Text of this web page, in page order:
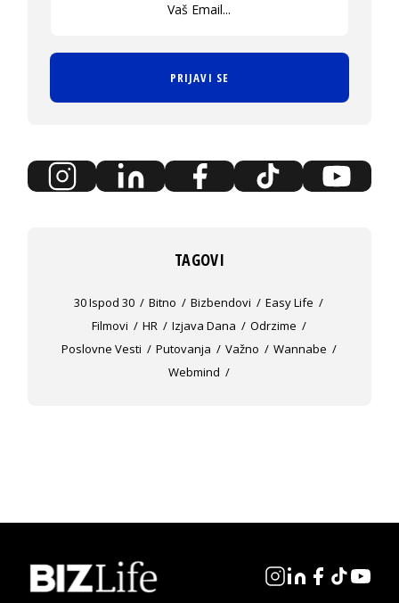
PRIJAVI SE
TAGOVI
30 Ispod 30 Bitno Bizbendovi
Easy Life
Filmovi
HR Izjava Dana
Odrzime
Poslovne Vesti
Putovanja Važno
Wannabe
Webmind